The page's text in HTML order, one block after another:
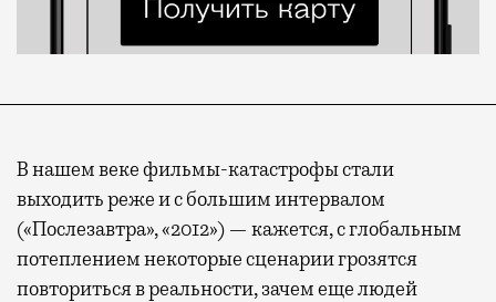
В нашем веке фильмы-катастрофы стали
выходить реже и с большим интервалом
(«Послезавтра», «2012») — кажется, с глобальным
потеплением некоторые сценарии грозятся
повториться в реальности, зачем еще людей